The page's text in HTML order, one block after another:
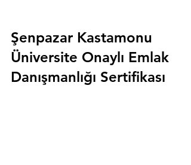
Şenpazar Kastamonu
Üniversite Onaylı Emlak
Danışmanlığı Sertifikası